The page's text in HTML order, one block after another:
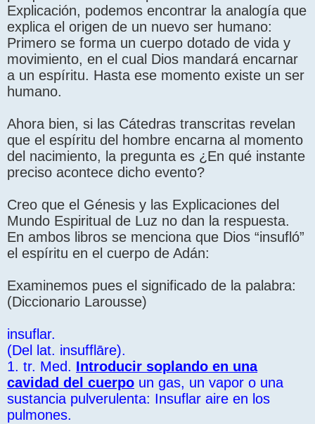
Explicación, podemos encontrar la analogía que
explica el origen de un nuevo ser humano:
Primero se forma un cuerpo dotado de vida y
movimiento, en el cual Dios mandará encarnar
a un espíritu. Hasta ese momento existe un ser
humano.
Ahora bien, si las Cátedras transcritas revelan
que el espíritu del hombre encarna al momento
del nacimiento, la pregunta es ¿En qué instante
preciso acontece dicho evento?
Creo que el Génesis y las Explicaciones del
Mundo Espiritual de Luz no dan la respuesta.
En ambos libros se menciona que Dios “insufló”
el espíritu en el cuerpo de Adán:
Examinemos pues el significado de la palabra:
(Diccionario Larousse)
insuflar.
(Del lat. insufflāre).
1. tr. Med. Introducir soplando en una
cavidad del cuerpo un gas, un vapor o una
sustancia pulverulenta: Insuflar aire en los
pulmones.